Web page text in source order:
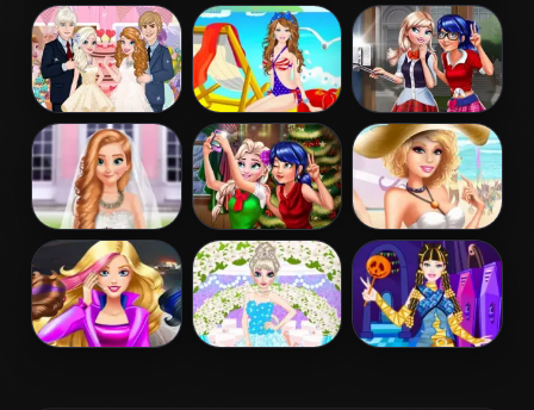
Barbie
Masquerade
Dress Up
Barbie
Egyptian
Princess Dress
Up
Barbie And The
Pegasus
Elsa And Anna
Wedding Party
Barbie Colorful
Swimsuits
Dress Up
Ladybug Elsa
College Fashion
Frozen And
Ariel Wedding
Ladybug And
Elsa Xmas
Selfie
Barbies Sexy
Bikini Beach